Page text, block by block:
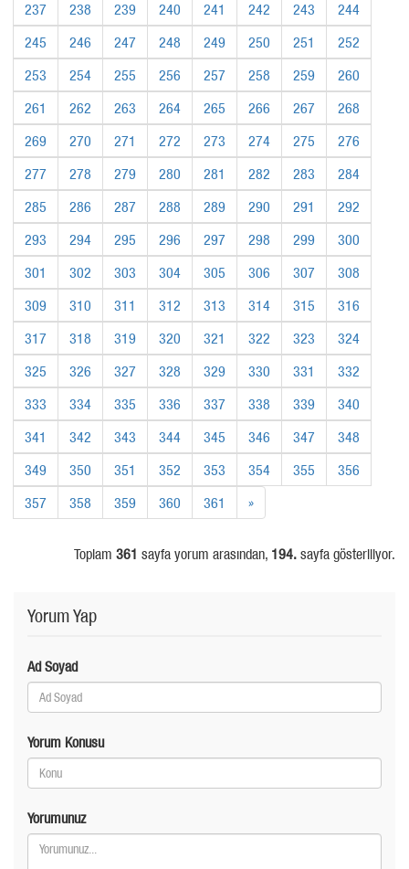
237
238 239 240 241 242 243
244
245
246 247 248 249 250 251
252
253
254 255 256 257 258 259
260
261
262 263 264 265 266 267
268
269
270 271 272 273 274 275
276
277
278 279 280 281 282 283
284
285
286 287 288 289 290 291
292
293
294 295 296 297 298 299
300
301
302 303 304 305 306 307
308
309
310 311 312 313 314 315
316
317
318 319 320 321 322 323
324
325
326 327 328 329 330 331
332
333
334 335 336 337 338 339
340
341
342 343 344 345 346 347
348
349
350 351 352 353 354 355
356
357
358 359 360 361 »
Toplam 361 sayfa yorum arasından, 194. sayfa gösteriliyor.
Yorum Yap
Ad Soyad
Yorum Konusu
Yorumunuz